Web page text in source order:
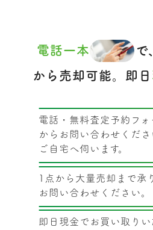
電話一本 で
から売却可能。即日
電話・無料査定予約フ
からお問い合わせくだ
ご自宅へ伺います。
1点から大量売却まで承
お問い合わせください。
即日現金でお買い取りい